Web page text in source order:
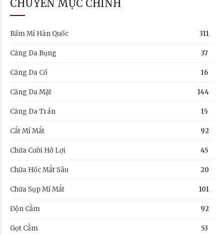
CHUYÊN MỤC CHÍNH
Bấm Mí Hàn Quốc 311
Căng Da Bụng 37
Căng Da Cổ 16
Căng Da Mặt 144
Căng Da Trán 15
Cắt Mí Mắt 92
Chữa Cười Hở Lợi 45
Chữa Hốc Mắt Sâu 20
Chữa Sụp Mí Mắt 101
Độn Cằm 92
Gọt Cằm 53